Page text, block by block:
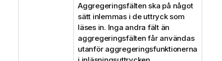
Aggregeringsfälten ska på något
sätt inlemmas i de uttryck som
läses in. Inga andra fält än
aggregeringsfälten får användas
utanför aggregeringsfunktionerna